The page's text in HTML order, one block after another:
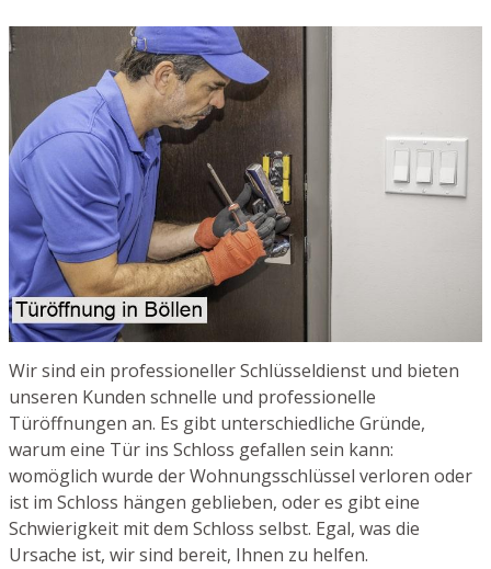
Wir sind ein professioneller Schlüsseldienst und bieten
unseren Kunden schnelle und professionelle
Türöffnungen an. Es gibt unterschiedliche Gründe,
warum eine Tür ins Schloss gefallen sein kann:
womöglich wurde der Wohnungsschlüssel verloren oder
ist im Schloss hängen geblieben, oder es gibt eine
Schwierigkeit mit dem Schloss selbst. Egal, was die
Ursache ist, wir sind bereit, Ihnen zu helfen.